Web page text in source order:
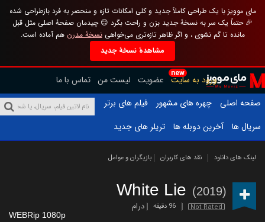
مای موویز با یک طراحی کاملاً جدید و کلی امکانات تازه و منحصر به فرد بازطراحی شده
🎉 حتماً یک سر به نسخهٔ جدید بزن و راحت بگرد 😊 چیدمان صفحهٔ اصلی مثل قبل
مانده تا گم نشوی ، و اگر ظاهر تازه‌تری می‌خواهینسخهٔ مدرن هم آماده است.
مشاهدهٔ نسخهٔ جدید
new
ورود به سایت عضویت لیست من تماس با ما
صفحه اصلی
چهره های مشهور
فیلم های برتر
سریال ها
آخرین دوبله ها تریلر های جدید
لینک های دانلود نقد های کاربران بازیگران و عوامل
White Lie (2019)
Not Rated 96 دقیقه درام
WEBRip 1080p